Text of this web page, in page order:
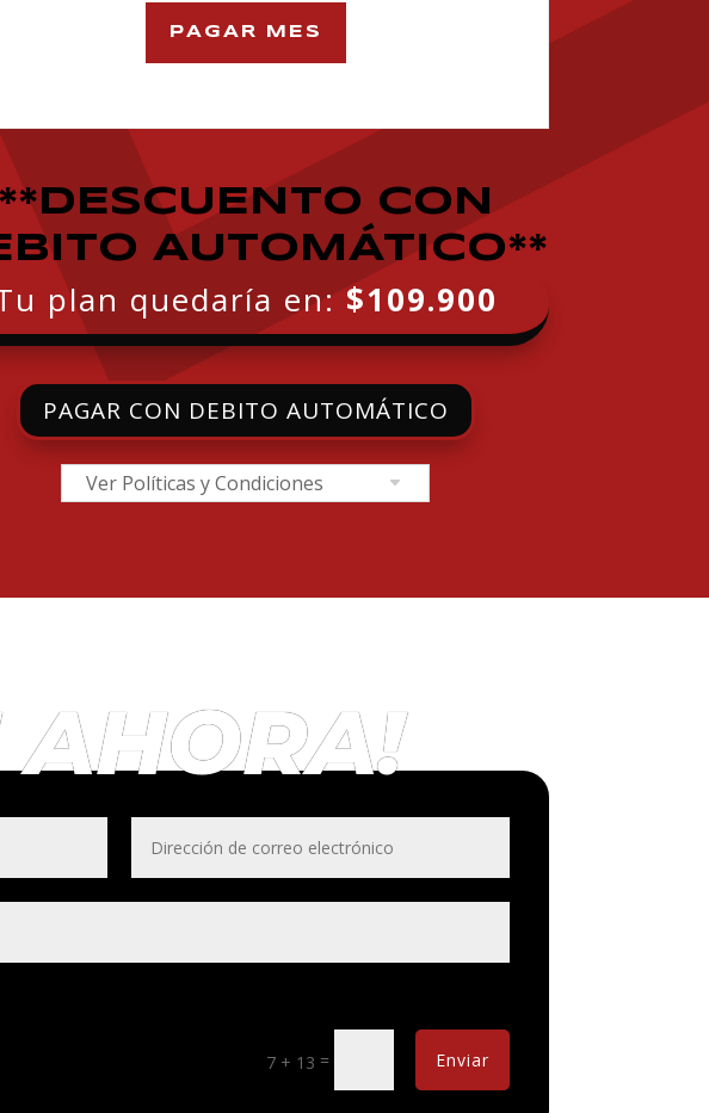
PAGAR MES
**DESCUENTO CON
AUTOMÁTICO**
plan quedaría en:$109.900
PAGAR CON DEBITO AUTOMÁTICO
Ver Políticas y Condiciones
AHORA!
7 + 13 = Enviar